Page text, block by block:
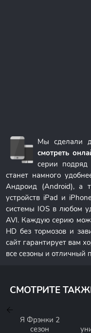
Мы сделали
смотреть
серии
станет намного
Андроид (Android), а
устройств iPad и
системы IOS в любом
AVI. Каждую серию
HD без тормозов и
сайт гарантирует вам
все сезоны и отличный
СМОТРИТЕ
Я Фрэнки 2
сезон